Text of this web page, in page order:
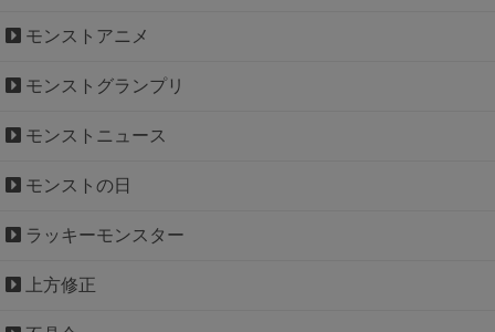
モンストアニメ
モンストグランプリ
モンストニュース
モンストの日
ラッキーモンスター
上方修正